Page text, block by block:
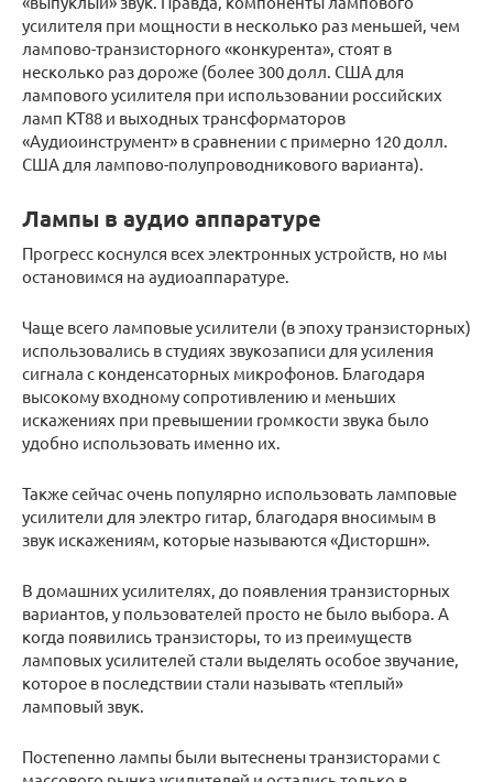
усилителя при мощности в несколько раз меньшей, чем
лампово-транзисторного «конкурента», стоят в
несколько раз дороже (более 300 долл. США для
лампового усилителя при использовании российских
ламп КТ88 и выходных трансформаторов
«Аудиоинструмент» в сравнении с примерно 120 долл.
США для лампово-полупроводникового варианта).
Лампы в аудио аппаратуре
Прогресс коснулся всех электронных устройств, но мы
остановимся на аудиоаппаратуре.
Чаще всего ламповые усилители (в эпоху транзисторных)
использовались в студиях звукозаписи для усиления
сигнала с конденсаторных микрофонов. Благодаря
высокому входному сопротивлению и меньших
искажениях при превышении громкости звука было
удобно использовать именно их.
Также сейчас очень популярно использовать ламповые
усилители для электро гитар, благодаря вносимым в
звук искажениям, которые называются «Дисторшн».
В домашних усилителях, до появления транзисторных
вариантов, у пользователей просто не было выбора. А
когда появились транзисторы, то из преимуществ
ламповых усилителей стали выделять особое звучание,
которое в последствии стали называть «теплый»
ламповый звук.
Постепенно лампы были вытеснены транзисторами с